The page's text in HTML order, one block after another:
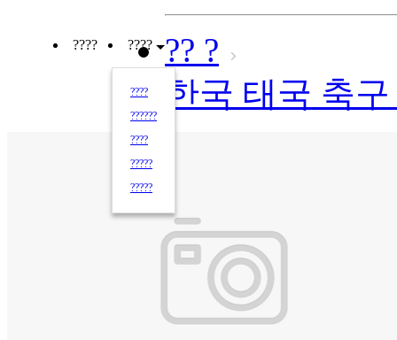
???? ????
????
??????
????
?????
?????
?? ?
한국 태국 축